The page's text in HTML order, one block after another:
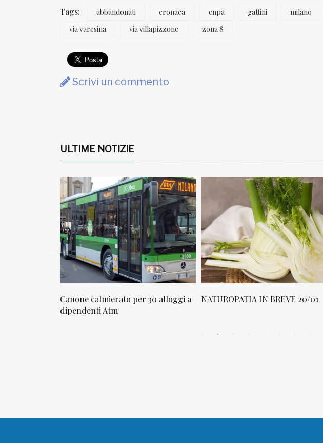
Tags: abbandonati cronaca enpa gattini milano
via varesina
via villapizzone zona 8
Scrivi un commento
ULTIME NOTIZIE
Canone calmierato per 30 alloggi a
dipendenti Atm
NATUROPATIA IN BREVE 20/01